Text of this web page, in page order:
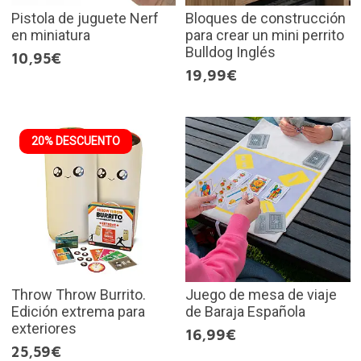
Pistola de juguete Nerf
en miniatura
10,95€
Bloques de construcción
para crear un mini perrito
Bulldog Inglés
19,99€
20% DESCUENTO
Throw Throw Burrito.
Edición extrema para
exteriores
25,59€
Juego de mesa de viaje
de Baraja Española
16,99€